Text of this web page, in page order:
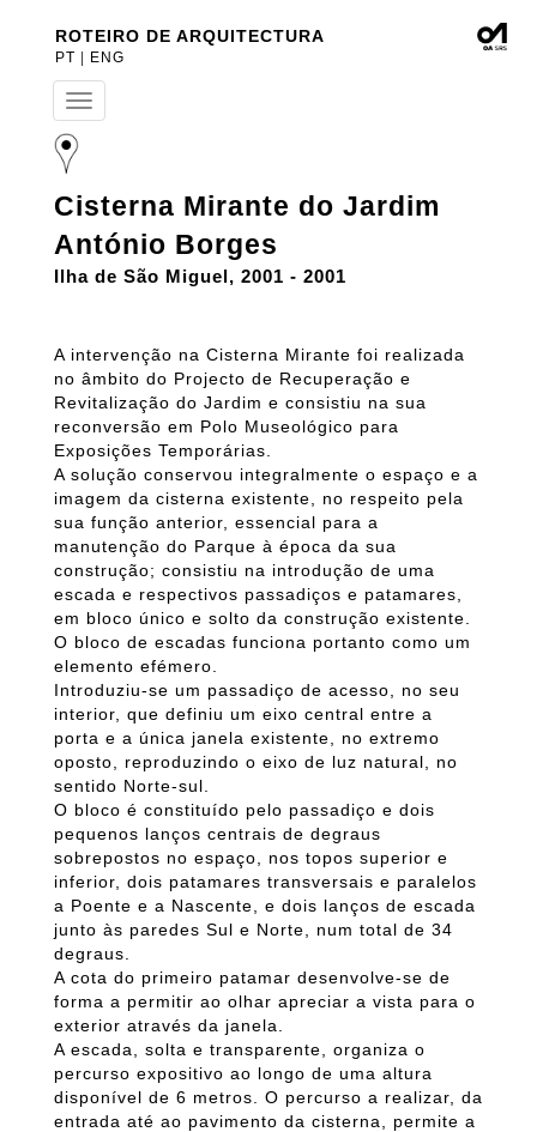
ROTEIRO DE ARQUITECTURA
PT ENG
T
o
g
e
a
v
t
i
o
n
Cisterna Mirante do Jardim
António Borges
Ilha de São Miguel, 2001 - 2001
A intervenção na Cisterna Mirante foi realizada
no âmbito do Projecto de Recuperação e
Revitalização do Jardim e consistiu na sua
reconversão em Polo Museológico para
Exposições Temporárias.
A solução conservou integralmente o espaço e a
imagem da cisterna existente, no respeito pela
sua função anterior, essencial para a
manutenção do Parque à época da sua
construção; consistiu na introdução de uma
escada e respectivos passadiços e patamares,
em bloco único e solto da construção existente.
O bloco de escadas funciona portanto como um
elemento efémero.
Introduziu-se um passadiço de acesso, no seu
interior, que definiu um eixo central entre a
porta e a única janela existente, no extremo
oposto, reproduzindo o eixo de luz natural, no
sentido Norte-sul.
O bloco é constituído pelo passadiço e dois
pequenos lanços centrais de degraus
sobrepostos no espaço, nos topos superior e
inferior, dois patamares transversais e paralelos
a Poente e a Nascente, e dois lanços de escada
junto às paredes Sul e Norte, num total de 34
degraus.
A cota do primeiro patamar desenvolve-se de
forma a permitir ao olhar apreciar a vista para o
exterior através da janela.
A escada, solta e transparente, organiza o
percurso expositivo ao longo de uma altura
disponível de 6 metros. O percurso a realizar, da
entrada até ao pavimento da cisterna, permite a